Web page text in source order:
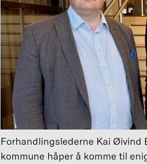
Forhandlingslederne Kai Øivind
kommune håper å komme til